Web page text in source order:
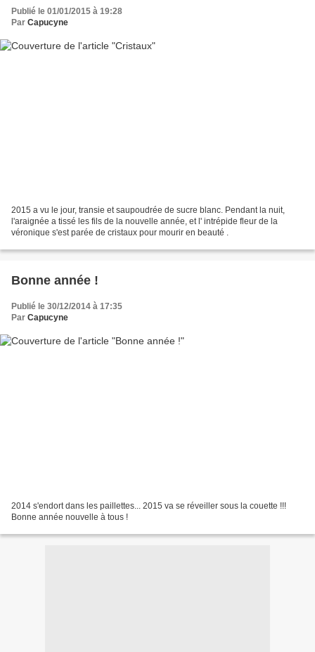
Publié le 01/01/2015 à 19:28
Par Capucyne
2015 a vu le jour, transie et saupoudrée de sucre blanc. Pendant la nuit,
l'araignée a tissé les fils de la nouvelle année, et l' intrépide fleur de la
véronique s'est parée de cristaux pour mourir en beauté .
Bonne année !
Publié le 30/12/2014 à 17:35
Par Capucyne
2014 s'endort dans les paillettes... 2015 va se réveiller sous la couette !!!
Bonne année nouvelle à tous !